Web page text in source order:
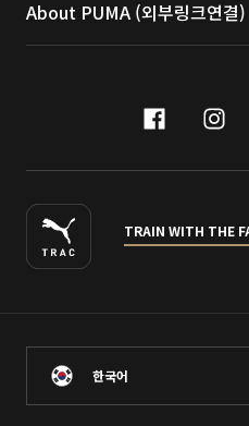
About PUMA (외부링크연결)
TRAIN WITH THE
한국어